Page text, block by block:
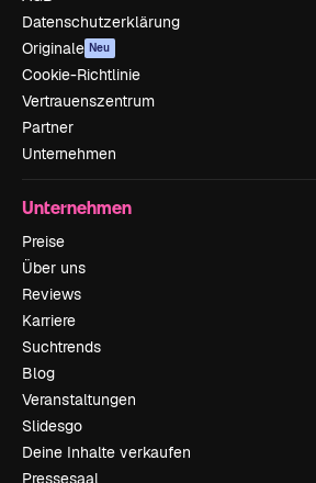
Datenschutzerklärung
Originale Neu
Cookie-Richtlinie
Vertrauenszentrum
Partner
Unternehmen
Unternehmen
Preise
Über uns
Reviews
Karriere
Suchtrends
Blog
Veranstaltungen
Slidesgo
Deine Inhalte verkaufen
Pressesaal